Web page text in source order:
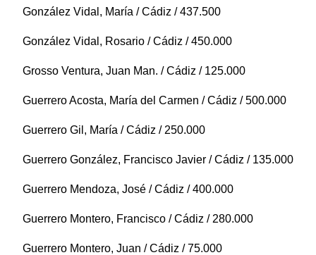
González Vidal, María / Cádiz / 437.500
González Vidal, Rosario / Cádiz / 450.000
Grosso Ventura, Juan Man. / Cádiz / 125.000
Guerrero Acosta, María del Carmen / Cádiz / 500.000
Guerrero Gil, María / Cádiz / 250.000
Guerrero González, Francisco Javier / Cádiz / 135.000
Guerrero Mendoza, José / Cádiz / 400.000
Guerrero Montero, Francisco / Cádiz / 280.000
Guerrero Montero, Juan / Cádiz / 75.000